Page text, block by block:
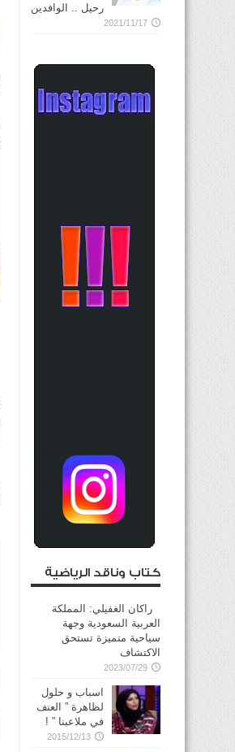
رحيل .. الوافدين
2021/11/17
كتاب وناقد الرياضية
راكان الغفيلي: المملكة
العربية السعودية وجهة
سياحية متميزة تستحق
الاكتشاف
2023/07/29
اسباب و حلول
لظاهرة ” العنف
في ملاعبنا ” !
2015/12/13